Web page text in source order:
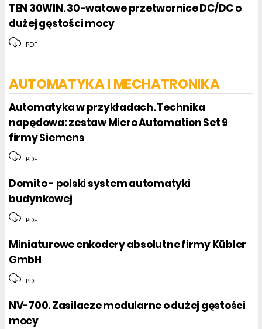
TEN 30WIN. 30-watowe przetwornice DC/DC o
dużej gęstości mocy
PDF
AUTOMATYKA I MECHATRONIKA
Automatyka w przykładach. Technika
napędowa: zestaw Micro Automation Set 9
firmy Siemens
PDF
Domito - polski system automatyki
budynkowej
PDF
Miniaturowe enkodery absolutne firmy Kübler
GmbH
PDF
NV-700. Zasilacze modularne o dużej gęstości
mocy